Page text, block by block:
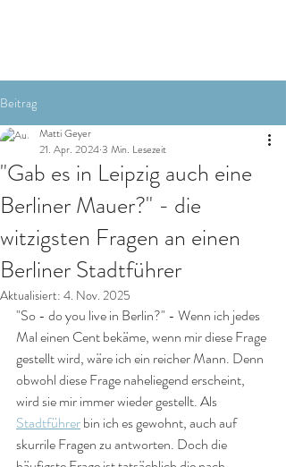
Beitrag
"Gab es in Leipzig auch eine
Berliner Mauer?" - die
witzigsten Fragen an einen
Berliner Stadtführer
Matti Geyer
21. Apr. 20243 Min. Lesezeit
Aktualisiert: 4. Nov. 2025
"So - do you live in Berlin?" - Wenn ich jedes
Mal einen Cent bekäme, wenn mir diese Frage
gestellt wird, wäre ich ein reicher Mann. Denn
obwohl diese Frage naheliegend erscheint,
wird sie mir immer wieder gestellt. Als
Stadtführer bin ich es gewohnt, auch auf
skurrile Fragen zu antworten. Doch die